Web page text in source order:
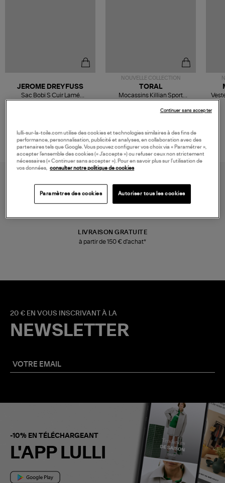
JEROME DREYFUSS
Sac Bobi S Cuir Lamé
Champagne
NOUVELLE COLLECTION
TORAL
Mocassins Killian Sport
Mousse
LIVRAISON GRATUITE
à partir de 150 € d'achat*
20 € EN VOUS INSCRIVANT À LA
NEWSLETTER
-10% EN TÉLÉCHARGEANT
L'APP LULLI
lulli-sur-la-toile.com utilise des cookies et technologies similaires à des fins de
performance, personnalisation, publicité et analyses, en collaboration avec des
partenaires tels que Google. Vous pouvez configurer vos choix via « Paramétrer »,
accepter l’ensemble des cookies (« J’accepte ») ou refuser ceux non strictement
nécessaires (« Continuer sans accepter »). Pour en savoir plus sur l’utilisation de
vos données, consulter notre politique de cookies
Paramètres des cookies Autoriser tous les cookies
Continuer sans accepter